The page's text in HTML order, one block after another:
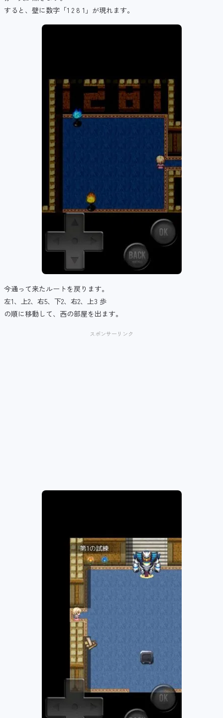
すると、壁に数字「1 2 8 1」が現れます。
今通って来たルートを戻ります。
左1、上2、右5、下2、右2、上3 歩
の順に移動して、西の部屋を出ます。
スポンサーリンク